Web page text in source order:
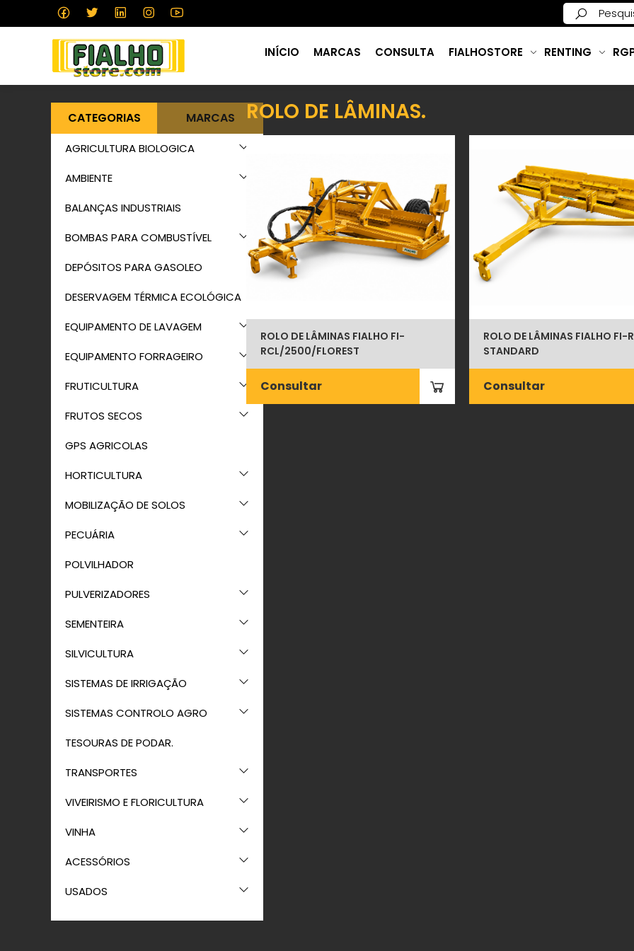
INÍCIO MARCAS CONSULTA FIALHOSTORE RENTING
CATEGORIAS MARCAS
AGRICULTURA BIOLOGICA
AMBIENTE
BALANÇAS INDUSTRIAIS
BOMBAS PARA COMBUSTÍVEL
DEPÓSITOS PARA GASOLEO
DESERVAGEM TÉRMICA ECOLÓGICA
EQUIPAMENTO DE LAVAGEM
EQUIPAMENTO FORRAGEIRO
FRUTICULTURA
FRUTOS SECOS
GPS AGRICOLAS
HORTICULTURA
MOBILIZAÇÃO DE SOLOS
PECUÁRIA
POLVILHADOR
PULVERIZADORES
SEMENTEIRA
SILVICULTURA
SISTEMAS DE IRRIGAÇÃO
SISTEMAS CONTROLO AGRO
TESOURAS DE PODAR.
TRANSPORTES
VIVEIRISMO E FLORICULTURA
VINHA
ACESSÓRIOS
USADOS
ROLO DE LÂMINAS.
ROLO DE LÂMINAS FIALHO FI-
RCL/2500/FLOREST
Consultar
ROLO DE LÂMINAS FIALHO FI-
STANDARD
Consultar